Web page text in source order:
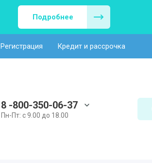
Подробнее
Регистрация Кредит и рассрочка
8 -800-350-06-37
Пн-Пт: с 9.00 до 18.00